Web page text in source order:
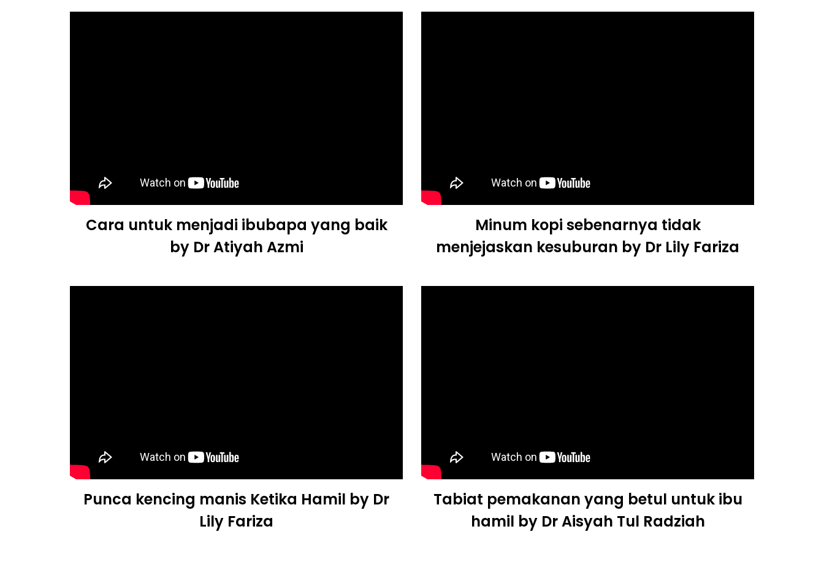
Cara untuk menjadi ibubapa yang baik
by Dr Atiyah Azmi
Minum kopi sebenarnya tidak
menjejaskan kesuburan by Dr Lily Fariza
Punca kencing manis Ketika Hamil by Dr
Lily Fariza
Tabiat pemakanan yang betul untuk ibu
hamil by Dr Aisyah Tul Radziah